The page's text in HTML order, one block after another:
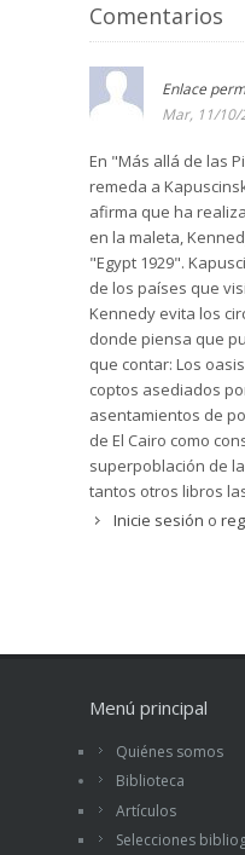
Comentarios
Enlace
Mar, 11/10/
En "Más allá de las
remeda a
afirma que ha
en la maleta,
"Egypt 1929".
de los países que
Kennedy evita los
donde piensa que
que contar: Los
coptos asediados
asentamientos de
de El Cairo como
superpoblación de
tantos otros libros
muy buenas, pero a
Inicie sesión o
Menú principal
Quiénes somos
Biblioteca
Artículos
Selecciones